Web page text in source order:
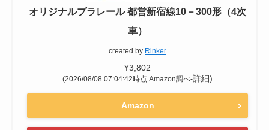
オリジナルプラレール 都営新宿線10－300形（4次
車）
created by Rinker
¥3,802
(2026/08/08 07:04:42時点 Amazon調べ-詳細)
Amazon